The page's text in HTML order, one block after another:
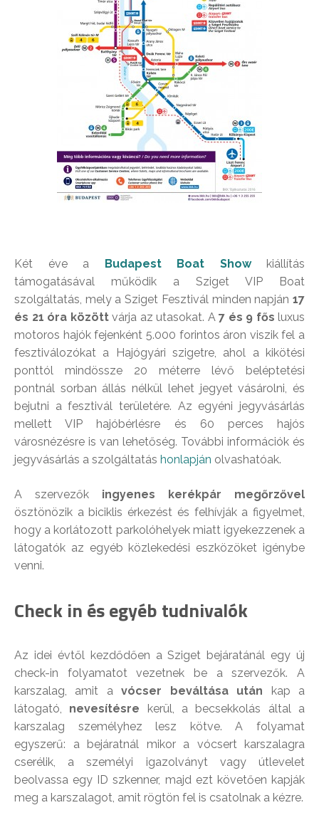
Két éve a Budapest Boat Showkiállítás
támogatásával működik a Sziget VIP Boat
szolgáltatás, mely a Sziget Fesztivál minden napján 17
és 21 óra közöttvárja az utasokat. A 7 és 9 fős luxus
motoros hajók fejenként 5.000 forintos áron viszik fel a
fesztiválozókat a Hajógyári szigetre, ahol a kikötési
ponttól mindössze 20 méterre lévő beléptetési
pontnál sorban állás nélkül lehet jegyet vásárolni, és
bejutni a fesztivál területére. Az egyéni jegyvásárlás
mellett VIP hajóbérlésre és 60 perces hajós
városnézésre is van lehetőség. További információk és
jegyvásárlás a szolgáltatás honlapján olvashatóak.
A szervezők ingyenes kerékpár megőrzővel
ösztönözik a biciklis érkezést és felhívják a figyelmet,
hogy a korlátozott parkolóhelyek miatt igyekezzenek a
látogatók az egyéb közlekedési eszközöket igénybe
venni.
Check in és egyéb tudnivalók
Az idei évtől kezdődően a Sziget bejáratánál egy új
check-in folyamatot vezetnek be a szervezők. A
karszalag, amit avócser beváltása után kap a
látogató, nevesítésre kerül, a becsekkolás által a
karszalag személyhez lesz kötve. A folyamat
egyszerű: a bejáratnál mikor a vócsert karszalagra
cserélik, a személyi igazolványt vagy útlevelet
beolvassa egy ID szkenner, majd ezt követően kapják
meg a karszalagot, amit rögtön fel is csatolnak a kézre.